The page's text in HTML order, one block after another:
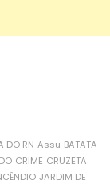
DO RN Assu BATATA
CRIME CRUZETA
JARDIM DE